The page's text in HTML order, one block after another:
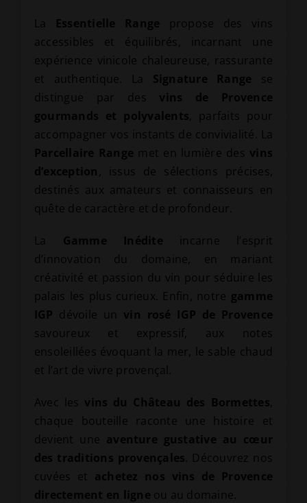
La Essentielle Range propose des vins
accessibles et équilibrés, incarnant une
expérience vinicole chaleureuse, rassurante
et authentique. La Signature Range se
distingue par des vins de Provence
gourmands et polyvalents , parfaits pour
accompagner vos instants de convivialité. La
Parcellaire Range met en lumière des vins
d’exception
, issus de sélections précises,
destinés aux amateurs et connaisseurs en
quête de caractère et de profondeur.
La Gamme Inédite incarne l’esprit
d’innovation du domaine, en mariant
créativité et passion du vin pour séduire les
palais les plus curieux. Enfin, notre gamme
IGP dévoile un vin rosé IGP de Provence
savoureux et expressif, aux notes
ensoleillées évoquant la mer, le sable chaud
et l’art de vivre provençal.
Avec les vins du Château des Bormettes
chaque bouteille raconte une histoire et
devient une aventure gustative au cœur
des traditions provençales . Découvrez nos
cuvées et achetez nos vins de Provence
directement en ligne ou au domaine.